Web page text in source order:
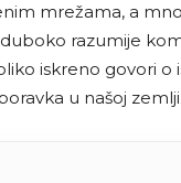
mrežama, a
razumije
iskreno govori o
u našoj zemlji.